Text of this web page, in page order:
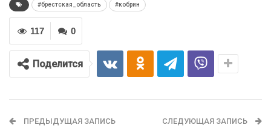
#брестская_область #кобрин
0
117
Поделится
ПРЕДЫДУЩАЯ ЗАПИСЬ СЛЕДУЮЩАЯ ЗАПИСЬ